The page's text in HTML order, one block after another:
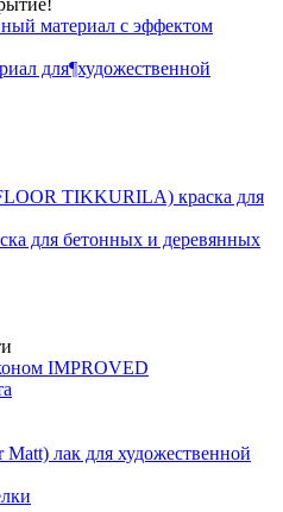
материал с эффектом
для¶художественной
TIKKURILA) краска для
для бетонных и деревянных
IMPROVED
лак для художественной